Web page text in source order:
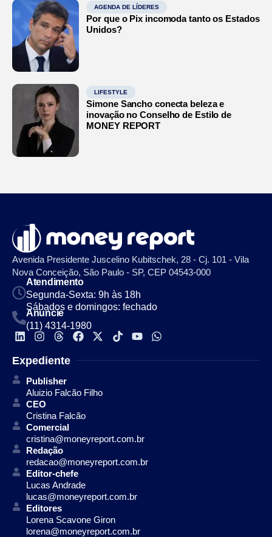
AGENDA DE LÍDERES
Por que o Pix incomoda tanto os Estados
Unidos?
LIFESTYLE
Simone Sancho conecta beleza e
inovação no Conselho de Estilo de
MONEY REPORT
Avenida Presidente Juscelino Kubitschek, 28 - Cj. 101 - Vila
Nova Conceição, São Paulo - SP, CEP 04543-000
Atendimento
Segunda-Sexta: 9h às 18h
Sábados e domingos: fechado
Anuncie
(11) 4314-1980
Expediente
Publisher
Aluizio Falcão Filho
CEO
Cristina Falcão
Comercial
cristina@moneyreport.com.br
Redação
redacao@moneyreport.com.br
Editor-chefe
Lucas Andrade
lucas@moneyreport.com.br
Editores
Lorena Scavone Giron
lorena@moneyreport.com.br